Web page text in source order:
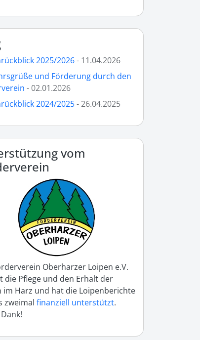
2025/2026- 11.04.2026
und Förderung durch den
- 02.01.2026
2024/2025- 26.04.2025
vom
Oberharzer Loipen e.V.
die Pflege und den Erhalt der
im Harz und hat die Loipenberichte
zweimal finanziell unterstützt.